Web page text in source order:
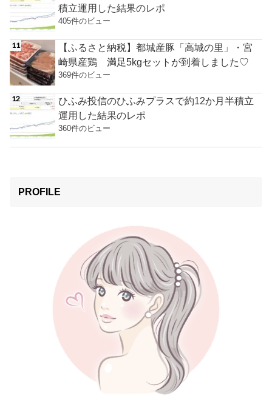
積立運用した結果のレポ
405件のビュー
【ふるさと納税】都城産豚「高城の里」・宮
崎県産鶏 満足5kgセットが到着しました♡
369件のビュー
ひふみ投信のひふみプラスで約12か月半積立
運用した結果のレポ
360件のビュー
PROFILE